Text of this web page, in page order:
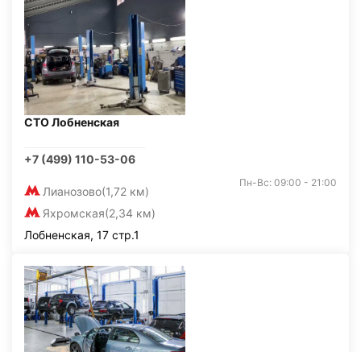
СТО Лобненская
+7 (499) 110-53-06
Лианозово(1,72 км)
Яхромская(2,34 км)
Пн-Вс: 09:00 - 21:00
Лобненская, 17 стр.1